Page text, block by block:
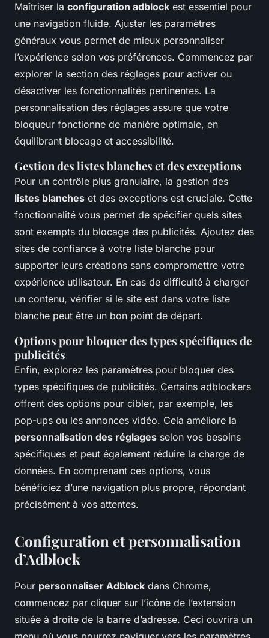
Maîtriser la configuration adblock est essentiel pour
une navigation fluide. Ajuster les paramètres
généraux vous permet de mieux personnaliser
l’expérience selon vos préférences. Commencez par
explorer la section des réglages pour activer ou
désactiver les fonctionnalités pertinentes. La
personnalisation des réglages assure que votre
bloqueur fonctionne de manière optimale, en
équilibrant blocage et accessibilité.
Gestion des listes blanches et des exceptions
Pour un contrôle plus granulaire, la gestion des
listes blanches et des exceptions est cruciale. Cette
fonctionnalité vous permet de spécifier quels sites
sont exempts du blocage des publicités. Ajoutez des
sites de confiance à votre liste blanche pour
supporter leurs créations sans compromettre votre
expérience utilisateur. En cas de difficulté à charger
un contenu, vérifier si le site est dans votre liste
blanche peut être un bon point de départ.
Options pour bloquer des types spécifiques de
publicités
Enfin, explorez les paramètres pour bloquer des
types spécifiques de publicités. Certains adblockers
offrent des options pour cibler, par exemple, les
pop-ups ou les annonces vidéo. Cela améliore la
personnalisation des réglages selon vos besoins
spécifiques et peut également réduire la charge de
données. En comprenant ces options, vous
bénéficiez d’une navigation plus propre, répondant
précisément à vos attentes.
Configuration et personnalisation
d’Adblock
Pour personnaliser Adblock dans Chrome,
commencez par cliquer sur l’icône de l’extension
située à droite de la barre d’adresse. Ceci ouvrira un